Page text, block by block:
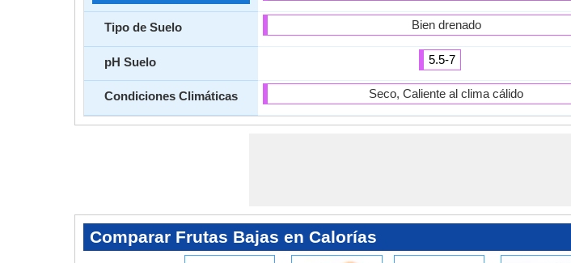
Tipo de Suelo
pH Suelo
Condiciones Climáticas
Bien drenado
5.5-7
Seco, Caliente al clima cálido
Comparar Frutas Bajas en Calorías